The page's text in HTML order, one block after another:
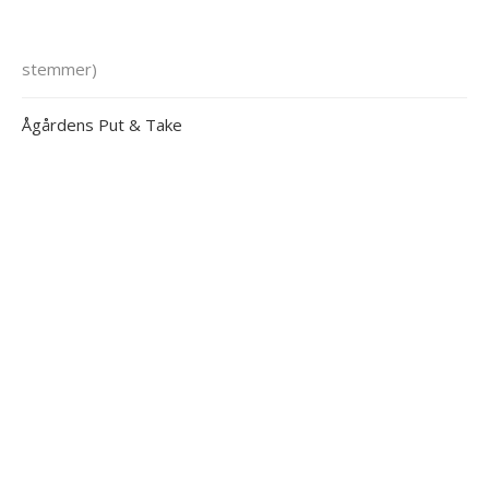
stemmer)
Ågårdens Put & Take